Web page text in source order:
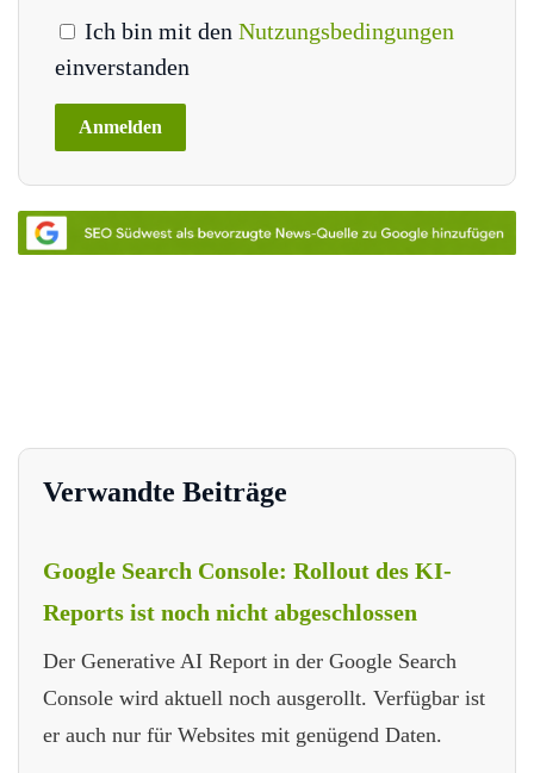
Ich bin mit den Nutzungsbedingungen
einverstanden
Verwandte Beiträge
Google Search Console: Rollout des KI-
Reports ist noch nicht abgeschlossen
Der Generative AI Report in der Google Search
Console wird aktuell noch ausgerollt. Verfügbar ist
er auch nur für Websites mit genügend Daten.